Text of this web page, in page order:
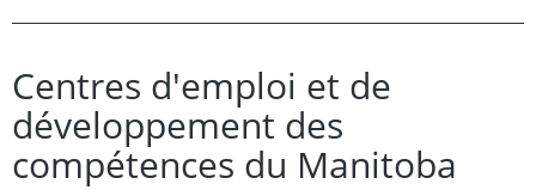
Centres d'emploi et de
développement des
compétences du Manitoba